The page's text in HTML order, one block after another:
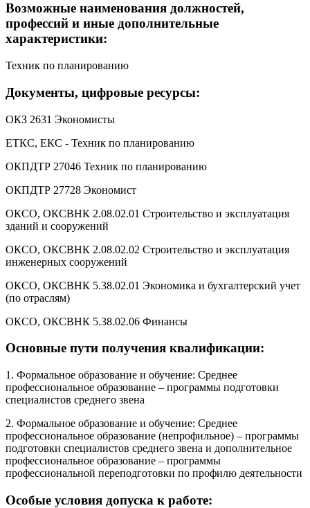
Возможные наименования должностей,
профессий и иные дополнительные
характеристики:
Техник по планированию
Документы, цифровые ресурсы:
ОКЗ 2631 Экономисты
ЕТКС, ЕКС - Техник по планированию
ОКПДТР 27046 Техник по планированию
ОКПДТР 27728 Экономист
ОКСО, ОКСВНК 2.08.02.01 Строительство и эксплуатация
зданий и сооружений
ОКСО, ОКСВНК 2.08.02.02 Строительство и эксплуатация
инженерных сооружений
ОКСО, ОКСВНК 5.38.02.01 Экономика и бухгалтерский учет
(по отраслям)
ОКСО, ОКСВНК 5.38.02.06 Финансы
Основные пути получения квалификации:
1. Формальное образование и обучение: Среднее
профессиональное образование – программы подготовки
специалистов среднего звена
2. Формальное образование и обучение: Среднее
профессиональное образование (непрофильное) – программы
подготовки специалистов среднего звена и дополнительное
профессиональное образование – программы
профессиональной переподготовки по профилю деятельности
Особые условия допуска к работе: